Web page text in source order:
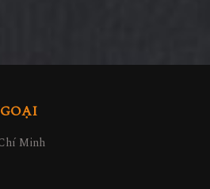
Minh